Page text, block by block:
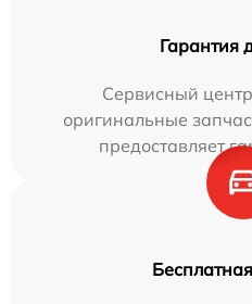
Гарантия
Сервисный
оригинальные
предоставляет